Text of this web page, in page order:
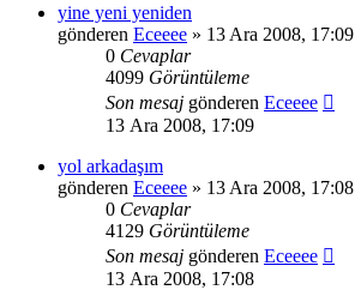
yine yeni yeniden
gönderen Eceeee » 13 Ara 2008, 17:09
0 Cevaplar
4099 Görüntüleme
Son mesaj gönderen Eceeee
13 Ara 2008, 17:09
yol arkadaşım
gönderen Eceeee » 13 Ara 2008, 17:08
0 Cevaplar
4129 Görüntüleme
Son mesaj gönderen Eceeee
13 Ara 2008, 17:08